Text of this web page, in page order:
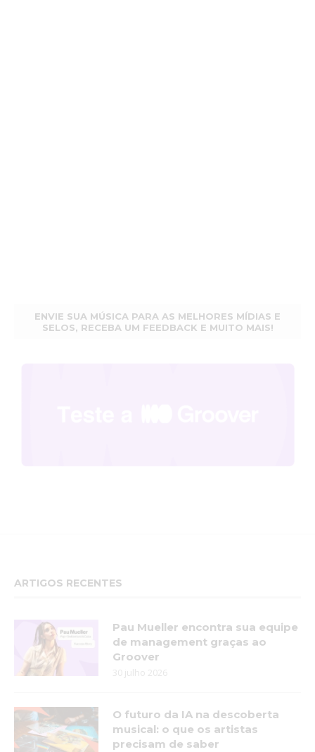
ENVIE SUA MÚSICA PARA AS MELHORES MÍDIAS E
SELOS, RECEBA UM FEEDBACK E MUITO MAIS!
ARTIGOS RECENTES
Pau Mueller encontra sua equipe
de management graças ao
Groover
30 julho 2026
O futuro da IA na descoberta
musical: o que os artistas
precisam de saber